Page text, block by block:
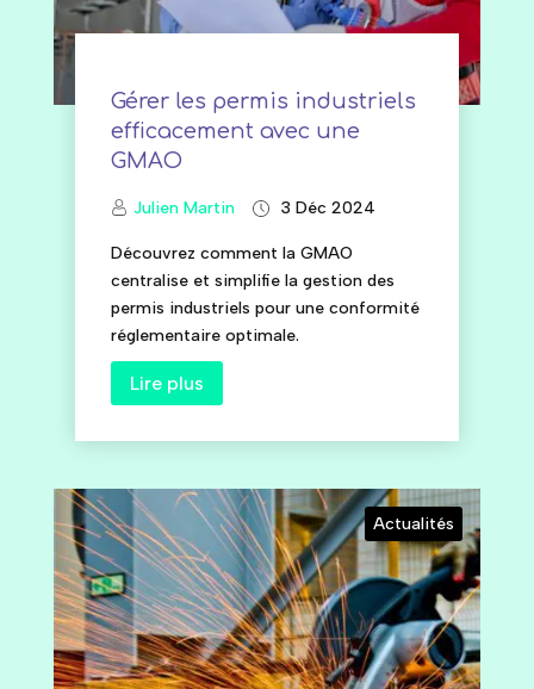
Gérer les permis industriels
efficacement avec une
GMAO
Julien Martin 3 Déc 2024
Découvrez comment la GMAO
centralise et simplifie la gestion des
permis industriels pour une conformité
réglementaire optimale.
Lire plus
Actualités